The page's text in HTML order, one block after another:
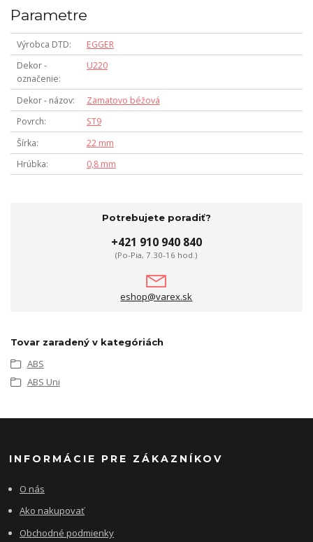
Parametre
Výrobca DTD
EGGER
Dekor -
označenie
U220
Dekor - názov
Zamatovo béžová
Povrch
ST9
Šírka
22 mm
Hrúbka
0,8 mm
Potrebujete poradiť?
+421 910 940 840
(Po-Pia, 7.30-16 hod.)
eshop@varex.sk
Tovar zaradený v kategóriách
ABS
ABS Uni
INFORMÁCIE PRE ZÁKAZNÍKOV
O nás
Ako nakupovať
Obchodné podmienky